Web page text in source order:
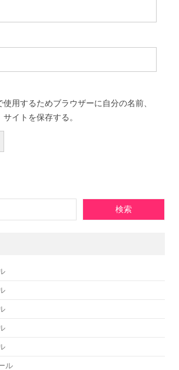
用するためブラウザーに自分の名前、
イトを保存する。
検索
ル